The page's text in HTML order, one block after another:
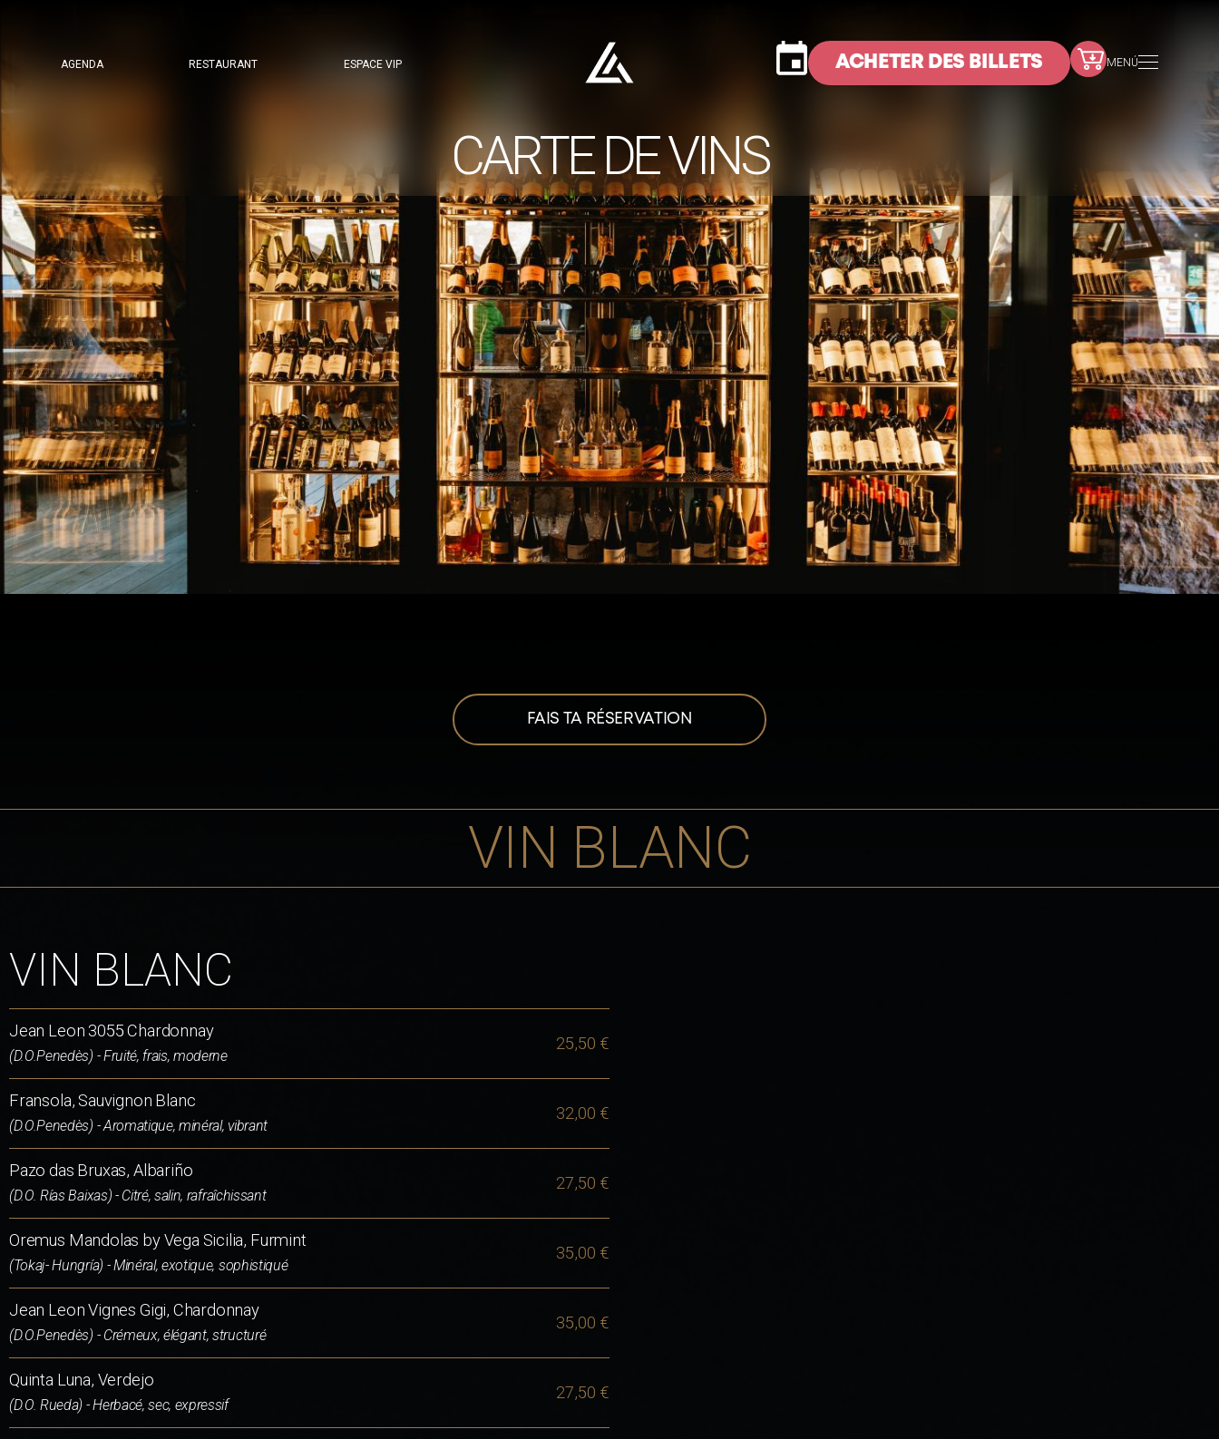
Menú
secundario
AGENDA RESTAURANT ESPACE VIP ACHETER DES BILLETS MENÚ
CARTE DE VINS
FAIS TA RÉSERVATION
VIN BLANC
VIN BLANC
Jean Leon 3055 Chardonnay
(D.O.Penedès) - Fruité, frais, moderne
25,50 €
Fransola, Sauvignon Blanc
(D.O.Penedès) - Aromatique, minéral, vibrant
32,00 €
Pazo das Bruxas, Albariño
(D.O. Rías Baixas) - Citré, salin, rafraîchissant
27,50 €
Oremus Mandolas by Vega Sicilia, Furmint
(Tokaj- Hungría) - Minéral, exotique, sophistiqué
35,00 €
Jean Leon Vignes Gigi, Chardonnay
(D.O.Penedès) - Crémeux, élégant, structuré
35,00 €
Quinta Luna, Verdejo
(D.O. Rueda) - Herbacé, sec, expressif
27,50 €